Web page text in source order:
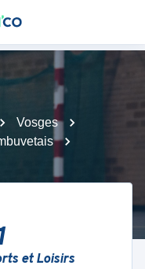
Vosges
et Loisirs